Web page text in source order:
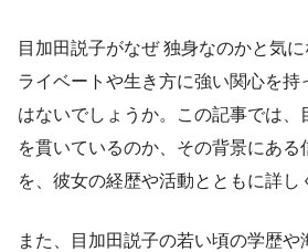
目加田説子がなぜ 独身なのかと気
ライベートや生き方に強い関心を持
はないでしょうか。この記事では、
を貫いているのか、その背景にある
を、彼女の経歴や活動とともに詳し
また、目加田説子の若い頃の学歴や